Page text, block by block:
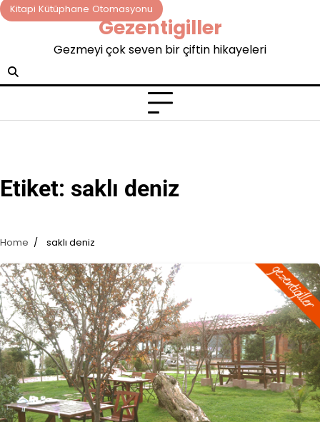
Skip
to
Kitapi Kütüphane Otomasyonu
Gezentigiller
Gezmeyi çok seven bir çiftin hikayeleri
Etiket: saklı deniz
Home saklı deniz